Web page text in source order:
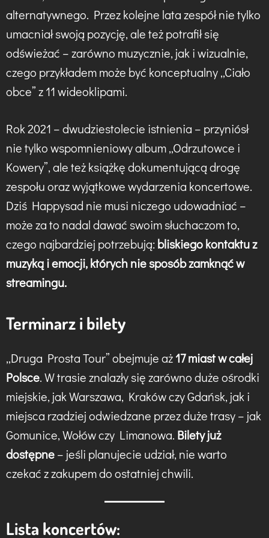
alternatywnego. Przez kolejne lata zespół nie tylko
umacniał swoją pozycję, ale też potrafił się
odświeżać – zarówno muzycznie, jak i wizualnie,
czego przykładem może być konceptualny „Ciało
obce” z 11 wideoklipami.
Rok 2021 – dwudziestolecie istnienia – przyniósł
nie tylko wspomnieniowy album „Odrzutowce i
Kowery”, ale też książkę dokumentującą drogę
zespołu oraz wyjątkowe wydarzenia koncertowe.
Dziś Happysad nie musi niczego udowadniać –
może za to nadal dawać swoim słuchaczom to,
czego najbardziej potrzebują:bliskiego kontaktu z
muzyką i emocji, których nie sposób zamknąć w
streamingu.
Terminarz i bilety
„Druga Prosta Tour” obejmuje aż17 miast w całej
Polsce. W trasie znalazły się zarówno duże ośrodki
miejskie, jak Warszawa, Kraków czy Gdańsk, jak i
miejsca rzadziej odwiedzane przez duże trasy – jak
Gomunice, Wołów czy Limanowa. Bilety już
dostępne– jeśli planujecie udział, nie warto
czekać z zakupem do ostatniej chwili.
Lista koncertów: